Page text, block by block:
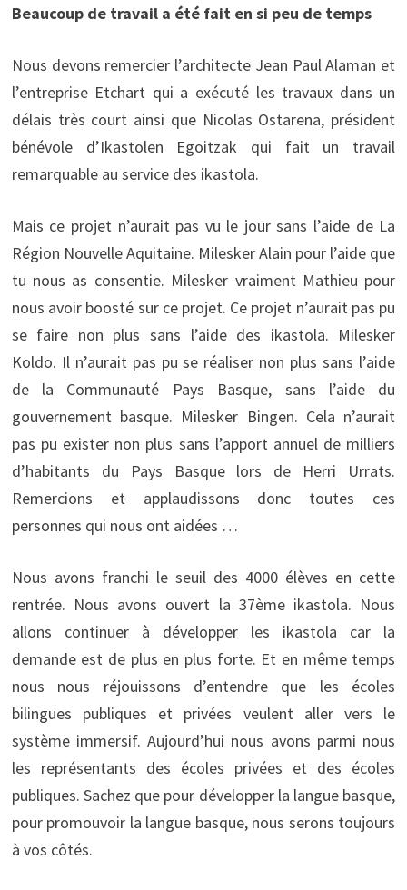
Beaucoup de travail a été fait en si peu de temps
Nous devons remercier l’architecte Jean Paul Alaman et
l’entreprise Etchart qui a exécuté les travaux dans un
délais très court ainsi que Nicolas Ostarena, président
bénévole d’Ikastolen Egoitzak qui fait un travail
remarquable au service des ikastola.
Mais ce projet n’aurait pas vu le jour sans l’aide de La
Région Nouvelle Aquitaine. Milesker Alain pour l’aide que
tu nous as consentie. Milesker vraiment Mathieu pour
nous avoir boosté sur ce projet. Ce projet n’aurait pas pu
se faire non plus sans l’aide des ikastola. Milesker
Koldo. Il n’aurait pas pu se réaliser non plus sans l’aide
de la Communauté Pays Basque, sans l’aide du
gouvernement basque. Milesker Bingen. Cela n’aurait
pas pu exister non plus sans l’apport annuel de milliers
d’habitants du Pays Basque lors de Herri Urrats.
Remercions et applaudissons donc toutes ces
personnes qui nous ont aidées …
Nous avons franchi le seuil des 4000 élèves en cette
rentrée. Nous avons ouvert la 37ème ikastola. Nous
allons continuer à développer les ikastola car la
demande est de plus en plus forte. Et en même temps
nous nous réjouissons d’entendre que les écoles
bilingues publiques et privées veulent aller vers le
système immersif. Aujourd’hui nous avons parmi nous
les représentants des écoles privées et des écoles
publiques. Sachez que pour développer la langue basque,
pour promouvoir la langue basque, nous serons toujours
à vos côtés.